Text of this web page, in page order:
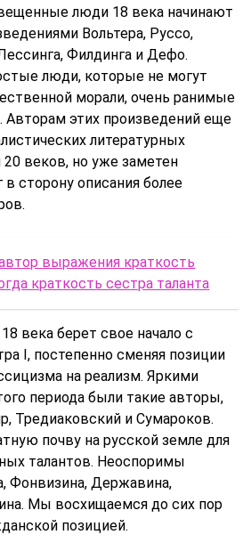
люди 18 века начинают
Вольтера, Руссо,
Филдинга и Дефо.
люди, которые не могут
морали, очень ранимые
Авторам этих произведений еще
литературных
20 веков, но уже заметен
сторону описания более
выражения краткость
краткость сестра таланта
века берет свое начало с
I, постепенно сменяя позиции
на реализм. Яркими
периода были такие авторы,
Тредиаковский и Сумароков.
почву на русской земле для
талантов. Неоспоримы
Фонвизина, Державина,
Мы восхищаемся до сих пор
позицией.